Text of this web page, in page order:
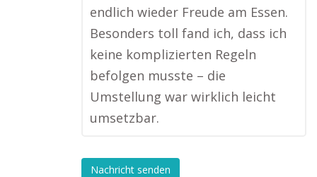
endlich wieder Freude am Essen.
Besonders toll fand ich, dass ich
keine komplizierten Regeln
befolgen musste – die
Umstellung war wirklich leicht
umsetzbar.
Nachricht senden